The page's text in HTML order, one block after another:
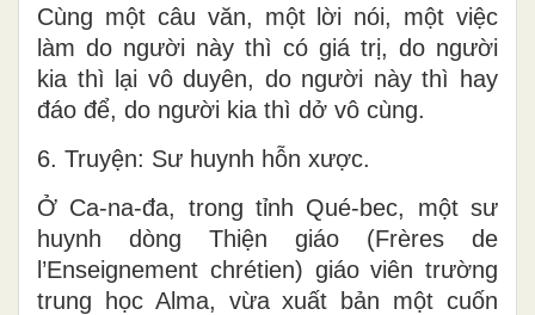
Cùng một câu văn, một lời nói, một việc
làm do người này thì có giá trị, do người
kia thì lại vô duyên, do người này thì hay
đáo để, do người kia thì dở vô cùng.
6. Truyện: Sư huynh hỗn xược.
Ở Ca-na-đa, trong tỉnh Qué-bec, một sư
huynh dòng Thiện giáo (Frères de
l’Enseignement chrétien) giáo viên trường
trung học Alma, vừa xuất bản một cuốn